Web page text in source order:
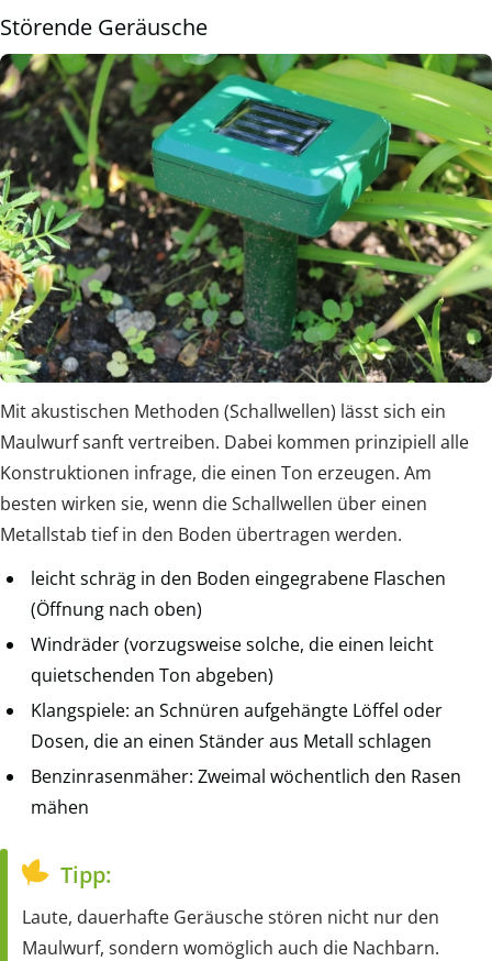
Störende Geräusche
Mit akustischen Methoden (Schallwellen) lässt sich ein
Maulwurf sanft vertreiben. Dabei kommen prinzipiell alle
Konstruktionen infrage, die einen Ton erzeugen. Am
besten wirken sie, wenn die Schallwellen über einen
Metallstab tief in den Boden übertragen werden.
leicht schräg in den Boden eingegrabene Flaschen
(Öffnung nach oben)
Windräder (vorzugsweise solche, die einen leicht
quietschenden Ton abgeben)
Klangspiele: an Schnüren aufgehängte Löffel oder
Dosen, die an einen Ständer aus Metall schlagen
Benzinrasenmäher: Zweimal wöchentlich den Rasen
mähen
Tipp:
Laute, dauerhafte Geräusche stören nicht nur den
Maulwurf, sondern womöglich auch die Nachbarn.